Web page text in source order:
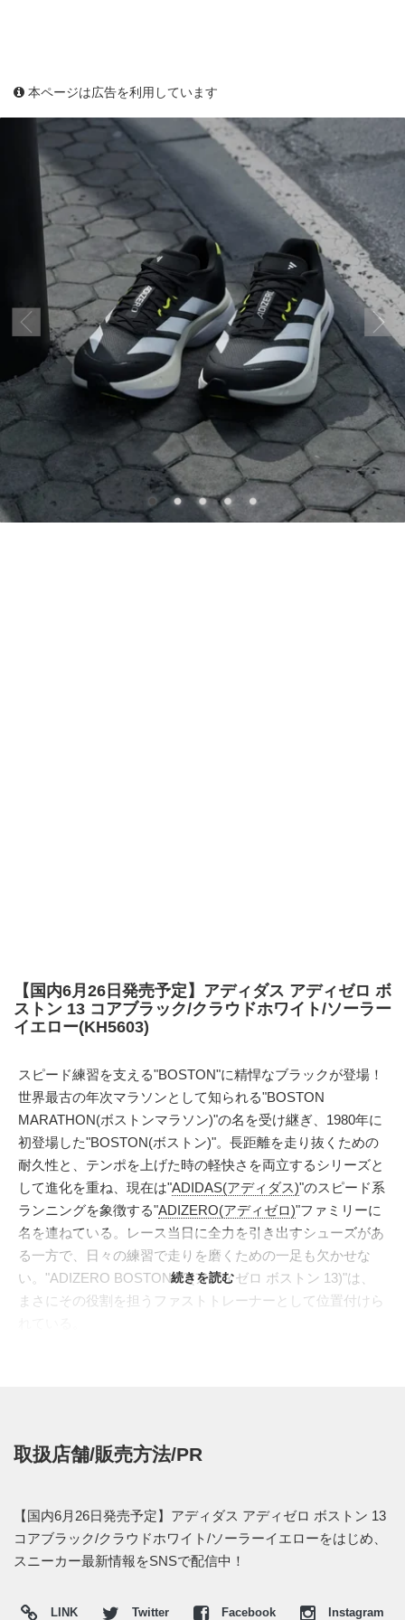
本ページは広告を利用しています
【国内6月26日発売予定】アディダス アディゼロ ボ
ストン 13 コアブラック/クラウドホワイト/ソーラー
イエロー(KH5603)
スピード練習を支える"BOSTON"に精悍なブラックが登場！
世界最古の年次マラソンとして知られる"BOSTON
MARATHON(ボストンマラソン)"の名を受け継ぎ、1980年に
初登場した"BOSTON(ボストン)"。長距離を走り抜くための
耐久性と、テンポを上げた時の軽快さを両立するシリーズと
して進化を重ね、現在は"ADIDAS(アディダス)"のスピード系
ランニングを象徴する"ADIZERO(アディゼロ)"ファミリーに
名を連ねている。レース当日に全力を引き出すシューズがあ
る一方で、日々の練習で走りを磨くための一足も欠かせな
い。"ADIZERO BOSTON 13(アディゼロ ボストン 13)"は、
まさにその役割を担うファストトレーナーとして位置付けら
ロ)"と、安定感を支える"LIGHTSTRIKE 2.0(ライトストライ
と蹴り出しのレスポンスを向上。さらにグラスファイバー製
の"ENERGYRODS 2.0(エナジーロッド 2.0)"を内蔵し、着地
から推進へ移る流れをスムーズに導く。アッパーには通気性
わりにはパッドを加えることで、長い距離でも足当たりの良
続きを読む
取扱店舗/販売方法/PR
【国内6月26日発売予定】アディダス アディゼロ ボストン 13
コアブラック/クラウドホワイト/ソーラーイエローをはじめ、
スニーカー最新情報をSNSで配信中！
LINK Twitter Facebook Instagram